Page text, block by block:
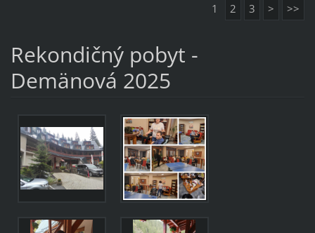
1 2 3 > >>
Rekondičný pobyt -
Demänová 2025